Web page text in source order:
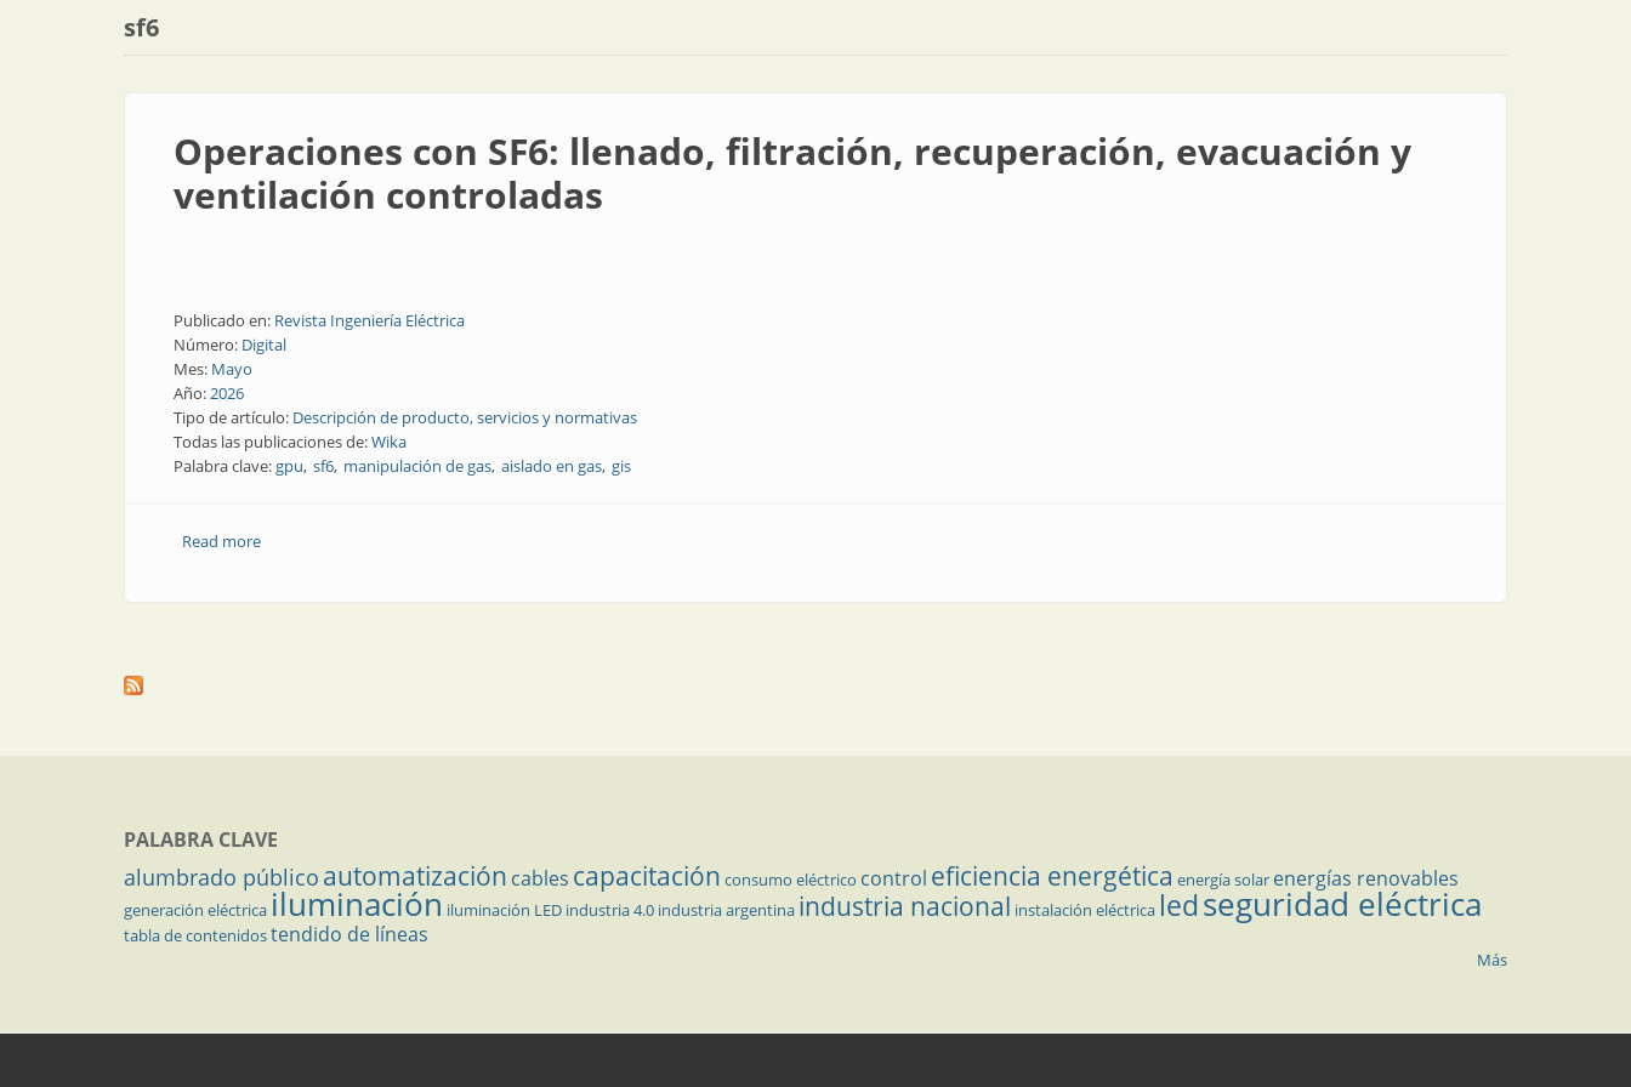
sf6
Operaciones con SF6: llenado, filtración, recuperación, evacuación y
ventilación controladas
Publicado en: Revista Ingeniería Eléctrica
Número: Digital
Mes: Mayo
Año:2026
Tipo de artículo: Descripción de producto, servicios y normativas
Todas las publicaciones de:Wika
Palabra clave:gpu sf6 manipulación de gas aislado en gas gis
Read moreabout Operaciones con SF6: llenado, filtración, recuperación, evacuación y ventilación controladas
PALABRA CLAVE
alumbrado público automatización cables capacitación consumo eléctrico control eficiencia energética energía solar energías renovables
generación eléctrica iluminación iluminación LED industria 4.0 industria argentina industria nacional instalación eléctrica ledseguridad eléctrica
tabla de contenidostendido de líneas
Más